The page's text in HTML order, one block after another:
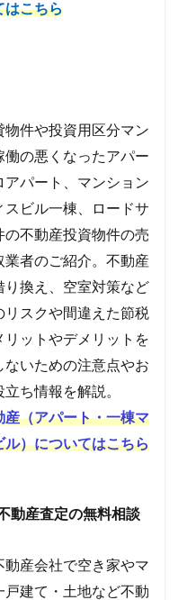
はこちら
物件や投資用区分マン
働の悪くなったアパー
アパート、マンション
スビル一棟、ロードサ
の不動産投資物件の売
業者のご紹介。不動産
り換え、空室対策など
リスクや間違えた節税
リットやデメリットを
ないための注意点やお
ち情報を解説。
産（アパート・一棟マ
ル）についてはこちら
動産査定の無料相談
動産会社で空き家やマ
戸建て・土地など不動